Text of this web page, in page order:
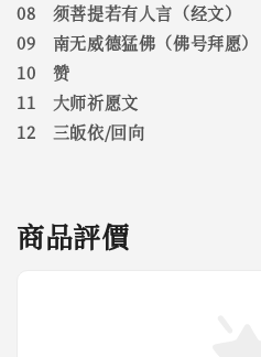
08 须菩提若有人言（经文）
09 南无威德猛佛（佛号拜愿）
10 赞
11 大师祈愿文
12 三皈依/回向
商品評價